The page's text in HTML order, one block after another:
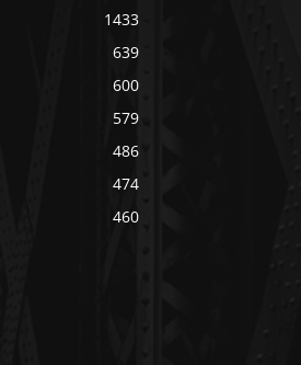
1433
639
600
579
486
474
460
Mr wAIste